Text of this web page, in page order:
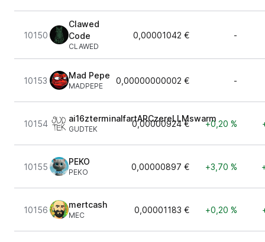
10150
Clawed
Code
CLAWED
0,00001042 € -
10153
Mad Pepe
MADPEPE
0,00000000002 € -
10154
ai16zterminalfartARCzereLLMswarm
GUDTEK
0,00000924 € +0,20 %
10155
PEKO
PEKO
0,00000897 € +3,70 %
10156
mertcash
MEC
0,00001183 € +0,20 %